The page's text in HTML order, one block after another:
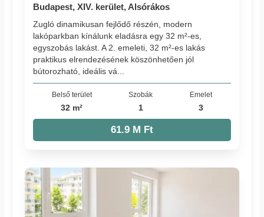
Budapest, XIV. kerület, Alsórákos
Zugló dinamikusan fejlődő részén, modern
lakóparkban kínálunk eladásra egy 32 m²-es,
egyszobás lakást. A 2. emeleti, 32 m²-es lakás
praktikus elrendezésének köszönhetően jól
bútorozható, ideális vá...
Belső terület
32 m²
Szobák
1
Emelet
3
61.9 M Ft